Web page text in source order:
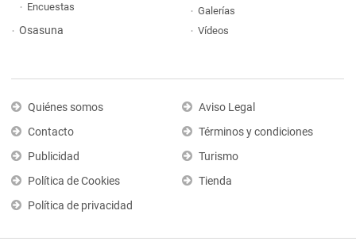
Encuestas
Osasuna
Galerías
Vídeos
Quiénes somos
Contacto
Publicidad
Política de Cookies
Política de privacidad
Aviso Legal
Términos y condiciones
Turismo
Tienda